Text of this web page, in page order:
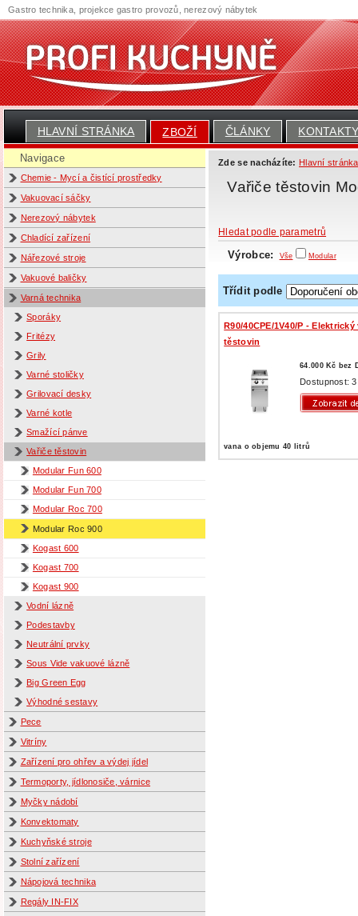
HLAVNÍ STRÁNKA ZBOŽÍ ČLÁNKY
Navigace
Chemie - Mycí a čistící prostředky
Vakuovací sáčky
Nerezový nábytek
Chladící zařízení
Nářezové stroje
Vakuové baličky
Varná technika
Sporáky
Fritézy
Grily
Varné stoličky
Grilovací desky
Varné kotle
Smažící pánve
Vařiče těstovin
Modular Fun 600
Modular Fun 700
Modular Roc 700
Modular Roc 900
Kogast 600
Kogast 700
Kogast 900
Vodní lázně
Podestavby
Neutrální prvky
Sous Vide vakuové lázně
Big Green Egg
Výhodné sestavy
Pece
Vitríny
Zařízení pro ohřev a výdej jídel
Termoporty, jídlonosiče, várnice
Myčky nádobí
Konvektomaty
Kuchyňské stroje
Stolní zařízení
Nápojová technika
Regály IN-FIX
Zde se nacházíte: Hlavní stránka
Vařiče těstovin
Hledat podle parametrů
Výrobce: Vše Modular
Třídit podle
R90/40CPE/1V40/P - Elektrický
těstovin
64.000 Kč bez
Dostupnost:
vana o objemu 40 litrů
Gastro technika, projekce gastro provozů, nerezový nábytek